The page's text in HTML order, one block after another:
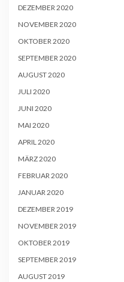
DEZEMBER 2020
NOVEMBER 2020
OKTOBER 2020
SEPTEMBER 2020
AUGUST 2020
JULI 2020
JUNI 2020
MAI 2020
APRIL 2020
MÄRZ 2020
FEBRUAR 2020
JANUAR 2020
DEZEMBER 2019
NOVEMBER 2019
OKTOBER 2019
SEPTEMBER 2019
AUGUST 2019